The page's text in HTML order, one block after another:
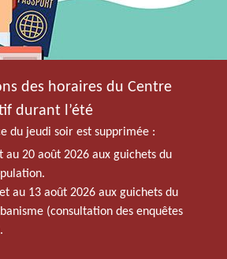
des horaires du Centre
durant l’été
du jeudi soir est supprimée :
au 20 août 2026 aux guichets du
au 13 août 2026 aux guichets du
(consultation des enquêtes